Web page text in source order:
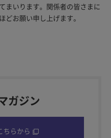
まいります。関係者の皆さまに
どお願い申し上げます。
ガジン
ちらから